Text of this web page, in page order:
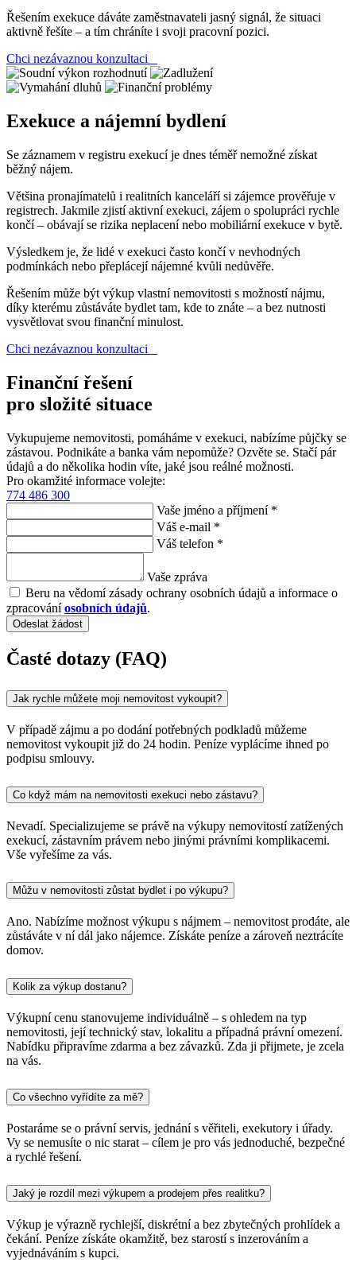
Řešením exekuce dáváte zaměstnavateli jasný signál, že situaci
aktivně řešíte – a tím chráníte i svoji pracovní pozici.
Chci nezávaznou konzultaci
Exekuce a nájemní bydlení
Se záznamem v registru exekucí je dnes téměř nemožné získat
běžný nájem.
Většina pronajímatelů i realitních kanceláří si zájemce prověřuje v
registrech. Jakmile zjistí aktivní exekuci, zájem o spolupráci rychle
končí – obávají se rizika neplacení nebo mobiliární exekuce v bytě.
Výsledkem je, že lidé v exekuci často končí v nevhodných
podmínkách nebo přeplácejí nájemné kvůli nedůvěře.
Řešením může být výkup vlastní nemovitosti s možností nájmu,
díky kterému zůstáváte bydlet tam, kde to znáte – a bez nutnosti
vysvětlovat svou finanční minulost.
Chci nezávaznou konzultaci
Finanční řešení
pro složité situace
Vykupujeme nemovitosti, pomáháme v exekuci, nabízíme půjčky se
zástavou. Podnikáte a banka vám nepomůže? Ozvěte se. Stačí pár
údajů a do několika hodin víte, jaké jsou reálné možnosti.
Pro okamžité informace volejte:
774 486 300
Vaše jméno a příjmení *
Váš e-mail *
Váš telefon *
Vaše zpráva
Beru na vědomí zásady ochrany osobních údajů a informace o
zpracováníosobních údajů.
Odeslat žádost
Časté dotazy (FAQ)
Jak rychle můžete moji nemovitost vykoupit?
V případě zájmu a po dodání potřebných podkladů můžeme
nemovitost vykoupit již do 24 hodin. Peníze vyplácíme ihned po
podpisu smlouvy.
Co když mám na nemovitosti exekuci nebo zástavu?
Nevadí. Specializujeme se právě na výkupy nemovitostí zatížených
exekucí, zástavním právem nebo jinými právními komplikacemi.
Vše vyřešíme za vás.
Můžu v nemovitosti zůstat bydlet i po výkupu?
Ano. Nabízíme možnost výkupu s nájmem – nemovitost prodáte, ale
zůstáváte v ní dál jako nájemce. Získáte peníze a zároveň neztrácíte
domov.
Kolik za výkup dostanu?
Výkupní cenu stanovujeme individuálně – s ohledem na typ
nemovitosti, její technický stav, lokalitu a případná právní omezení.
Nabídku připravíme zdarma a bez závazků. Zda ji přijmete, je zcela
na vás.
Co všechno vyřídíte za mě?
Postaráme se o právní servis, jednání s věřiteli, exekutory i úřady.
Vy se nemusíte o nic starat – cílem je pro vás jednoduché, bezpečné
a rychlé řešení.
Jaký je rozdíl mezi výkupem a prodejem přes realitku?
Výkup je výrazně rychlejší, diskrétní a bez zbytečných prohlídek a
čekání. Peníze získáte okamžitě, bez starostí s inzerováním a
vyjednáváním s kupci.